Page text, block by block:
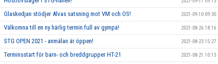
Glaskedjan stödjer Alvas satsning mot VM och OS! 2021-09-10 09:30
Välkomna till en ny härlig termin full av gympa! 2021-08-26 18:16
STG OPEN 2021 - anmälan är öppen! 2021-08-23 15:27
Terminsstart för barn- och breddgrupper HT-21 2021-08-21 10:13